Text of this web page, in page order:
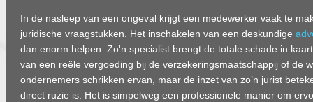
In de nasleep van een ongeval krijgt een medewerker vaak te
juridische vraagstukken. Het inschakelen van een deskundige
dan enorm helpen. Zo'n specialist brengt de totale schade in
van een reële vergoeding bij de verzekeringsmaatschappij of de
ondernemers schrikken ervan, maar de inzet van zo’n jurist
direct ruzie is. Het is simpelweg een professionele manier om